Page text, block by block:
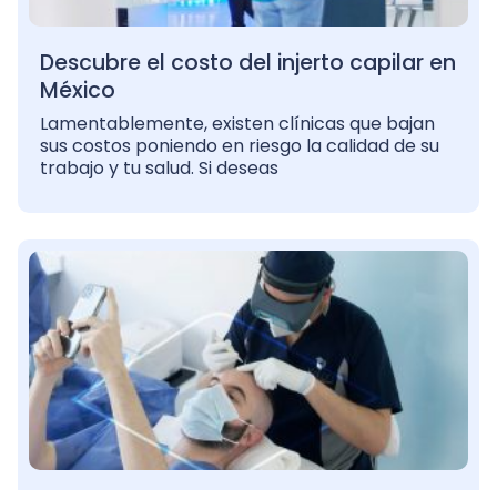
Descubre el costo del injerto capilar en
México
Lamentablemente, existen clínicas que bajan
sus costos poniendo en riesgo la calidad de su
trabajo y tu salud. Si deseas